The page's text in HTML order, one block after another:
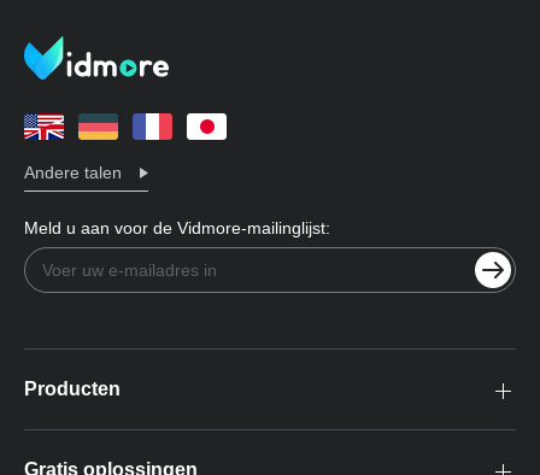
Andere talen
Meld u aan voor de Vidmore-mailinglijst:
Producten
Gratis oplossingen